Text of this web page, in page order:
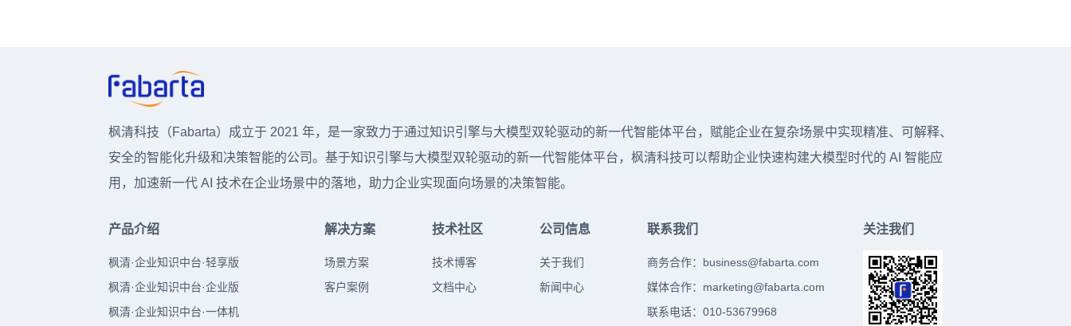
枫清科技（Fabarta）成立于 2021 年，是一家致力于通过知识引擎与大模型双轮驱动的新一代智能体平台，赋能企业在复杂场景中实现精准、可解释、
安全的智能化升级和决策智能的公司。基于知识引擎与大模型双轮驱动的新一代智能体平台，枫清科技可以帮助企业快速构建大模型时代的 AI 智能应
用，加速新一代 AI 技术在企业场景中的落地，助力企业实现面向场景的决策智能。
产品介绍
枫清·企业知识中台·轻享版
枫清·企业知识中台·企业版
枫清·企业知识中台·一体机
解决方案
场景方案
客户案例
技术社区
技术博客
文档中心
公司信息
关于我们
新闻中心
联系我们
商务合作： business@fabarta.com
媒体合作： marketing@fabarta.com
联系电话：010-53679968
关注我们